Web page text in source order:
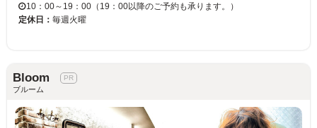
10：00～19：00（19：00以降のご予約も承ります。）
定休日： 毎週火曜
Bloom
ブルーム